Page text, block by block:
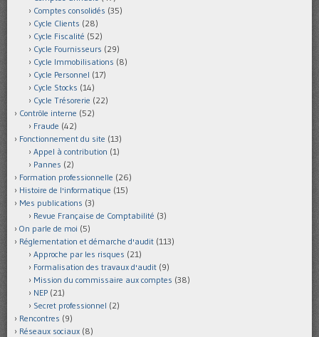
Comptes consolidés (35)
Cycle Clients (28)
Cycle Fiscalité (52)
Cycle Fournisseurs (29)
Cycle Immobilisations (8)
Cycle Personnel (17)
Cycle Stocks (14)
Cycle Trésorerie (22)
Contrôle interne (52)
Fraude (42)
Fonctionnement du site (13)
Appel à contribution (1)
Pannes (2)
Formation professionnelle (26)
Histoire de l'informatique (15)
Mes publications (3)
Revue Française de Comptabilité (3)
On parle de moi (5)
Réglementation et démarche d'audit (113)
Approche par les risques (21)
Formalisation des travaux d'audit (9)
Mission du commissaire aux comptes (38)
NEP (21)
Secret professionnel (2)
Rencontres (9)
Réseaux sociaux (8)